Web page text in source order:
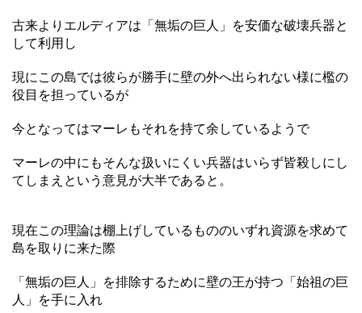
古来よりエルディアは「無垢の巨人」を安価な破壊兵器と
して利用し
現にこの島では彼らが勝手に壁の外へ出られない様に檻の
役目を担っているが
今となってはマーレもそれを持て余しているようで
マーレの中にもそんな扱いにくい兵器はいらず皆殺しにし
てしまえという意見が大半であると。
現在この理論は棚上げしているもののいずれ資源を求めて
島を取りに来た際
「無垢の巨人」を排除するために壁の王が持つ「始祖の巨
人」を手に入れ